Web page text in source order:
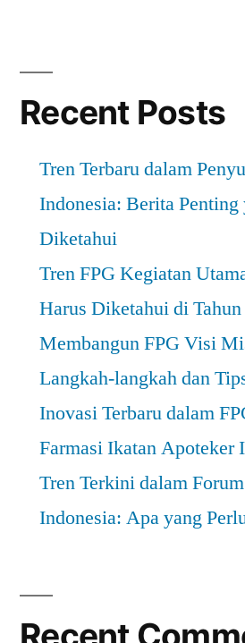
pagination
Recent Posts
Tren Terbaru dalam
Indonesia: Berita Penting
Diketahui
Tren FPG Kegiatan
Harus Diketahui di
Membangun FPG Visi
Langkah-langkah dan
Inovasi Terbaru dalam
Farmasi Ikatan Apoteker
Tren Terkini dalam
Indonesia: Apa yang